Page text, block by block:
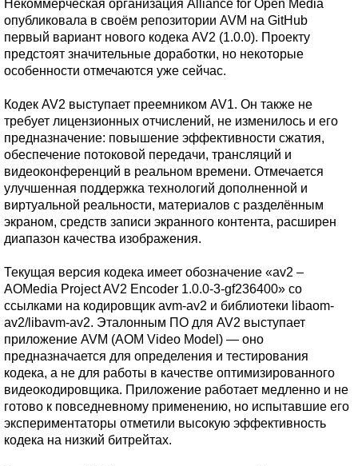
Некоммерческая организация Alliance for Open Media
опубликовала в своём репозитории AVM на GitHub
первый вариант нового кодека AV2 (1.0.0). Проекту
предстоят значительные доработки, но некоторые
особенности отмечаются уже сейчас.
Кодек AV2 выступает преемником AV1. Он также не
требует лицензионных отчислений, не изменилось и его
предназначение: повышение эффективности сжатия,
обеспечение потоковой передачи, трансляций и
видеоконференций в реальном времени. Отмечается
улучшенная поддержка технологий дополненной и
виртуальной реальности, материалов с разделённым
экраном, средств записи экранного контента, расширен
диапазон качества изображения.
Текущая версия кодека имеет обозначение «av2 –
AOMedia Project AV2 Encoder 1.0.0-3-gf236400» со
ссылками на кодировщик avm-av2 и библиотеки libaom-
av2/libavm-av2. Эталонным ПО для AV2 выступает
приложение AVM (AOM Video Model) — оно
предназначается для определения и тестирования
кодека, а не для работы в качестве оптимизированного
видеокодировщика. Приложение работает медленно и не
готово к повседневному применению, но испытавшие его
экспериментаторы отметили высокую эффективность
кодека на низкий битрейтах.